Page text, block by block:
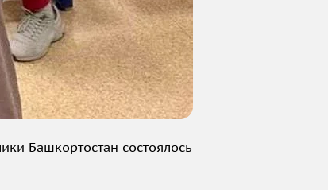
Башкортостан состоялось